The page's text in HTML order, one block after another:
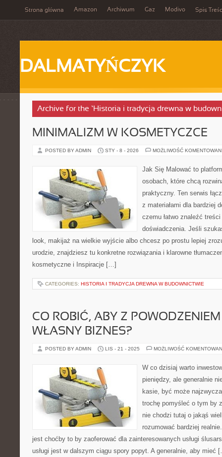
Strona główna Amazon Archiwum Gaz Modivo Spis
DALMATYŃCZYK
Archive for the ‘Historia i tradycja drewna w
MINIMALIZM W KOSMETYCZCE
POSTED BY ADMIN STY - 8 - 2026 MOŻLIWOŚĆ
Jak Się Malować to
osobach, które chcą
praktyczny. Ten serwis
z materiałami dla bardziej
czemu łatwo znaleźć
doświadczenia. Jeśli
look, makijaż na wielkie wyjście albo chcesz po prostu lepiej
urodzie, znajdziesz tu konkretne rozwiązania i klarowne
kosmetyczne i Inspiracje […]
CATEGORIES: HISTORIA I TRADYCJA DREWNA W BUDOWNICTWIE
CO ROBIĆ, ABY Z
WŁASNY BIZNES?
POSTED BY ADMIN LIS - 21 - 2025 MOŻLIWOŚĆ
W co dzisiaj warto
pieniędzy, ale generalnie
kasie, być może
trochę pomyśleć o tym by
nie chodzi tutaj o jakąś
rozumować bardziej
jest choćby to by zaoferować dla zainteresowanych usługi
usługi jest w dalszym ciągu spory popyt. A generalnie, aby mieć